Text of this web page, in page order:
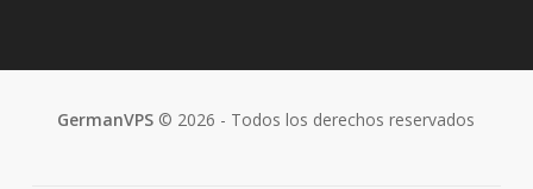
GermanVPS © 2026 - Todos los derechos reservados